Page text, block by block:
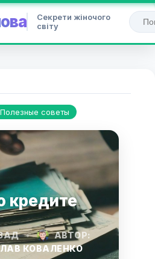
Секрети жіночого
світу
Полезные советы
кредите
•
АВТОР:
КОВАЛЕНКО